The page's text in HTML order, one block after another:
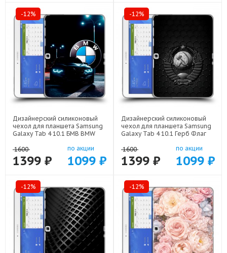
-12%
Дизайнерский силиконовый
чехол для планшета Samsung
Galaxy Tab 4 10.1 БМВ BMW
1600
1399 ₽
по акции
1099 ₽
-12%
Дизайнерский силиконовый
чехол для планшета Samsung
Galaxy Tab 4 10.1 Герб Флаг
1600
1399 ₽
по акции
1099 ₽
-12% -12%